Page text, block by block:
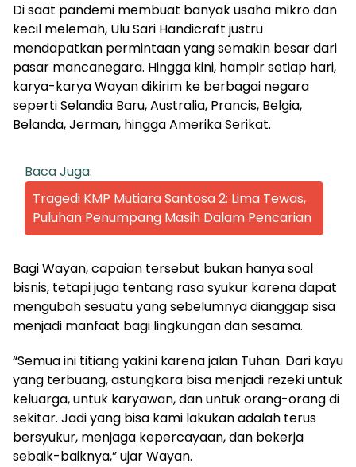
Di saat pandemi membuat banyak usaha mikro dan
kecil melemah, Ulu Sari Handicraft justru
mendapatkan permintaan yang semakin besar dari
pasar mancanegara. Hingga kini, hampir setiap hari,
karya-karya Wayan dikirim ke berbagai negara
seperti Selandia Baru, Australia, Prancis, Belgia,
Belanda, Jerman, hingga Amerika Serikat.
Baca Juga:
Tragedi KMP Mutiara Santosa 2: Lima Tewas,
Puluhan Penumpang Masih Dalam Pencarian
Bagi Wayan, capaian tersebut bukan hanya soal
bisnis, tetapi juga tentang rasa syukur karena dapat
mengubah sesuatu yang sebelumnya dianggap sisa
menjadi manfaat bagi lingkungan dan sesama.
“Semua ini titiang yakini karena jalan Tuhan. Dari kayu
yang terbuang, astungkara bisa menjadi rezeki untuk
keluarga, untuk karyawan, dan untuk orang-orang di
sekitar. Jadi yang bisa kami lakukan adalah terus
bersyukur, menjaga kepercayaan, dan bekerja
sebaik-baiknya,” ujar Wayan.